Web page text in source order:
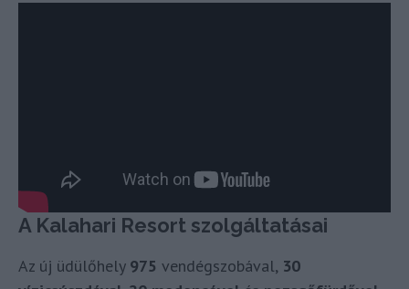
A Kalahari Resort szolgáltatásai
Az új üdülőhely 975 vendégszobával, 30